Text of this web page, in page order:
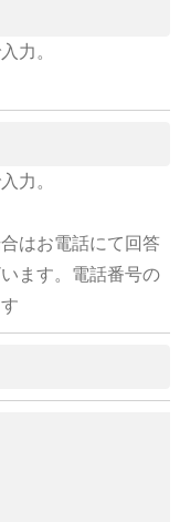
力。
力。
はお電話にて回答
ます。電話番号の